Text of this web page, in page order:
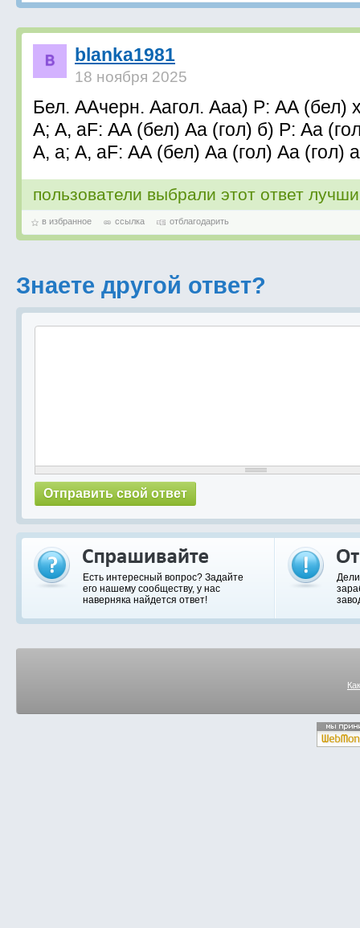
blanka1981
18 ноября 2025
Бел. ААчерн. Аагол. Ааа) Р: АА (бел)
А; А, аF: АА (бел) Аа (гол) б) Р: Аа
А, а; А, аF: АА (бел) Аа (гол) Аа (гол)
пользователи выбрали этот ответ
в избранное ссылка отблагодарить
Знаете другой ответ?
Есть интересный вопрос? Задайте
его нашему сообществу, у нас
наверняка найдется ответ!